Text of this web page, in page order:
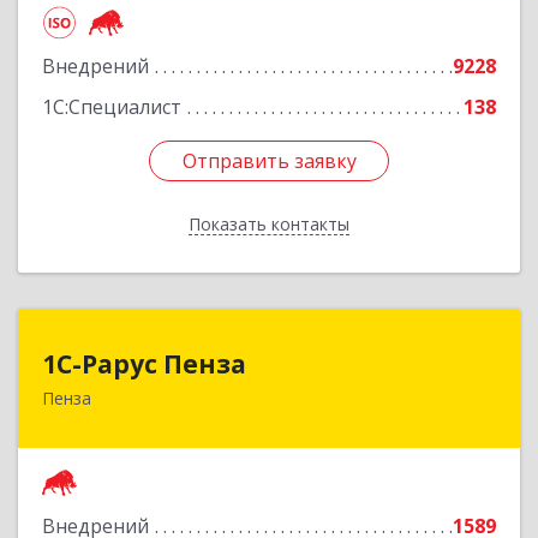
Внедрений
9228
1С:Специалист
138
Отправить заявку
Показать контакты
Отправить заявку
Назад
1С-Рарус Пенза
Пенза
Внедрений
1589
440028, Пензенская обл, г.о. г.Пенза, Пенза г,